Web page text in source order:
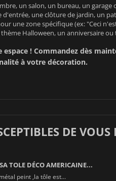
un salon, un bureau, un garage
une clôture de jardin, un
une zone spécifique (ex: "Ceci
Halloween, un anniversaire
espace ! Commandez dès
à votre décoration.
DE VOUS
TOLE DÉCO AMERICAINE...
peint ,la tôle est...